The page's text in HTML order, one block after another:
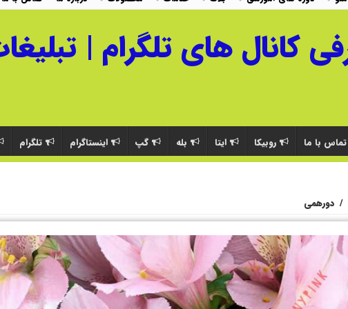
تماس با ما روبیکا ایتا بله گپ اینستاگرام تلگرام
/ دورهمی